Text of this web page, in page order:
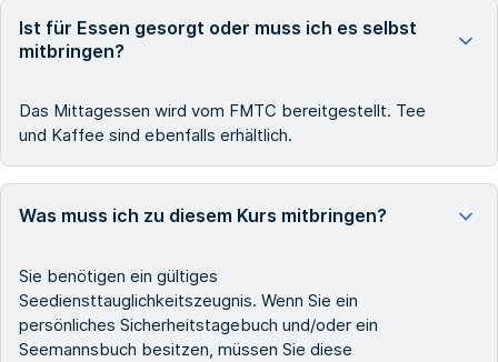
Ist für Essen gesorgt oder muss ich es selbst
mitbringen?
Das Mittagessen wird vom FMTC bereitgestellt. Tee
und Kaffee sind ebenfalls erhältlich.
Was muss ich zu diesem Kurs mitbringen?
Sie benötigen ein gültiges
Seediensttauglichkeitszeugnis. Wenn Sie ein
persönliches Sicherheitstagebuch und/oder ein
Seemannsbuch besitzen, müssen Sie diese